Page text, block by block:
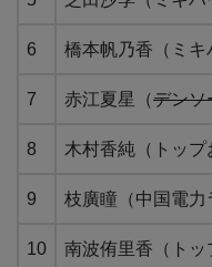
6 橋本帆乃香（ミキ
7 赤江夏星（デンソ
8 木村香純（トップ
9 枝廣瞳（中国電力
10 南波侑里香（トッ